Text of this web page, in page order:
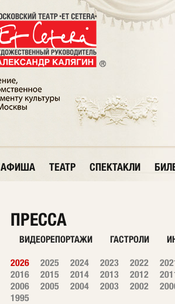
АФИША ТЕАТР СПЕКТАКЛИ
ПРЕССА
ВИДЕОРЕПОРТАЖИ ГАСТРОЛИ
2026 2025 2024 2023 2022
2016
2015 2014 2013 2012
2006
2005 2004 2003 2002
1995